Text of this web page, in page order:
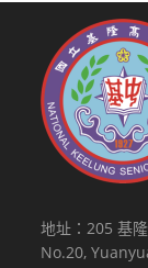
地址：205 基
No.20,